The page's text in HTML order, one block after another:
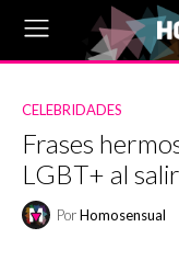
CELEBRIDADES
Frases
LGBT+ al
PorHomosensual